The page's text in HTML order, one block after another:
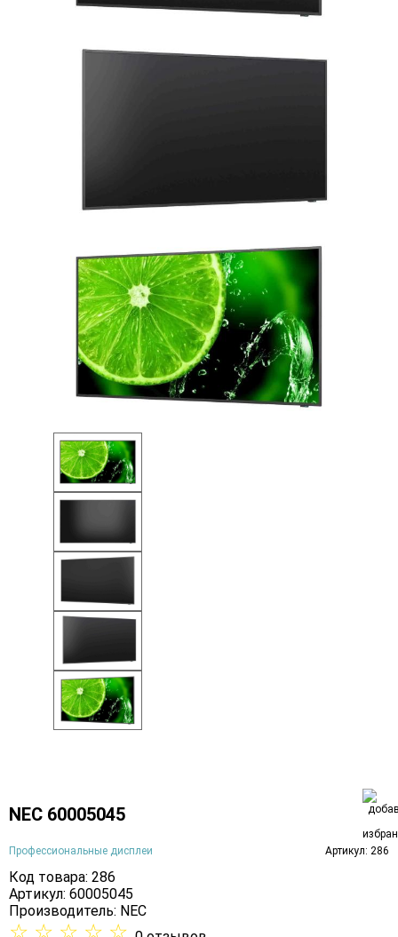
NEC 60005045
Профессиональные дисплеи Артикул: 286
Код товара: 286
Артикул: 60005045
Производитель: NEC